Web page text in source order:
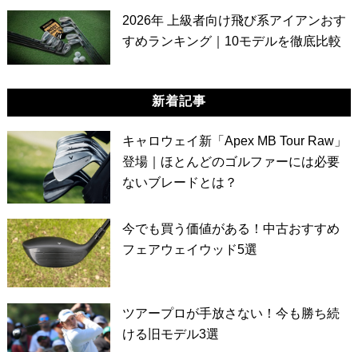
2026年 上級者向け飛び系アイアンおす
すめランキング｜10モデルを徹底比較
新着記事
キャロウェイ新「Apex MB Tour Raw」
登場｜ほとんどのゴルファーには必要
ないブレードとは？
今でも買う価値がある！中古おすすめ
フェアウェイウッド5選
ツアープロが手放さない！今も勝ち続
ける旧モデル3選